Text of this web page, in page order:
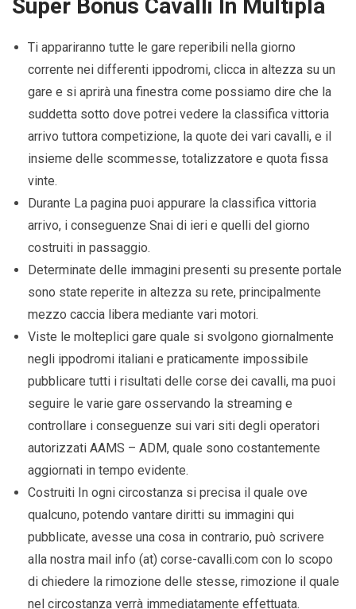
Super Bonus Cavalli In Multipla
Ti appariranno tutte le gare reperibili nella giorno
corrente nei differenti ippodromi, clicca in altezza su un
gare e si aprirà una finestra come possiamo dire che la
suddetta sotto dove potrei vedere la classifica vittoria
arrivo tuttora competizione, la quote dei vari cavalli, e il
insieme delle scommesse, totalizzatore e quota fissa
vinte.
Durante La pagina puoi appurare la classifica vittoria
arrivo, i conseguenze Snai di ieri e quelli del giorno
costruiti in passaggio.
Determinate delle immagini presenti su presente portale
sono state reperite in altezza su rete, principalmente
mezzo caccia libera mediante vari motori.
Viste le molteplici gare quale si svolgono giornalmente
negli ippodromi italiani e praticamente impossibile
pubblicare tutti i risultati delle corse dei cavalli, ma puoi
seguire le varie gare osservando la streaming e
controllare i conseguenze sui vari siti degli operatori
autorizzati AAMS – ADM, quale sono costantemente
aggiornati in tempo evidente.
Costruiti In ogni circostanza si precisa il quale ove
qualcuno, potendo vantare diritti su immagini qui
pubblicate, avesse una cosa in contrario, può scrivere
alla nostra mail info (at) corse-cavalli.com con lo scopo
di chiedere la rimozione delle stesse, rimozione il quale
nel circostanza verrà immediatamente effettuata.